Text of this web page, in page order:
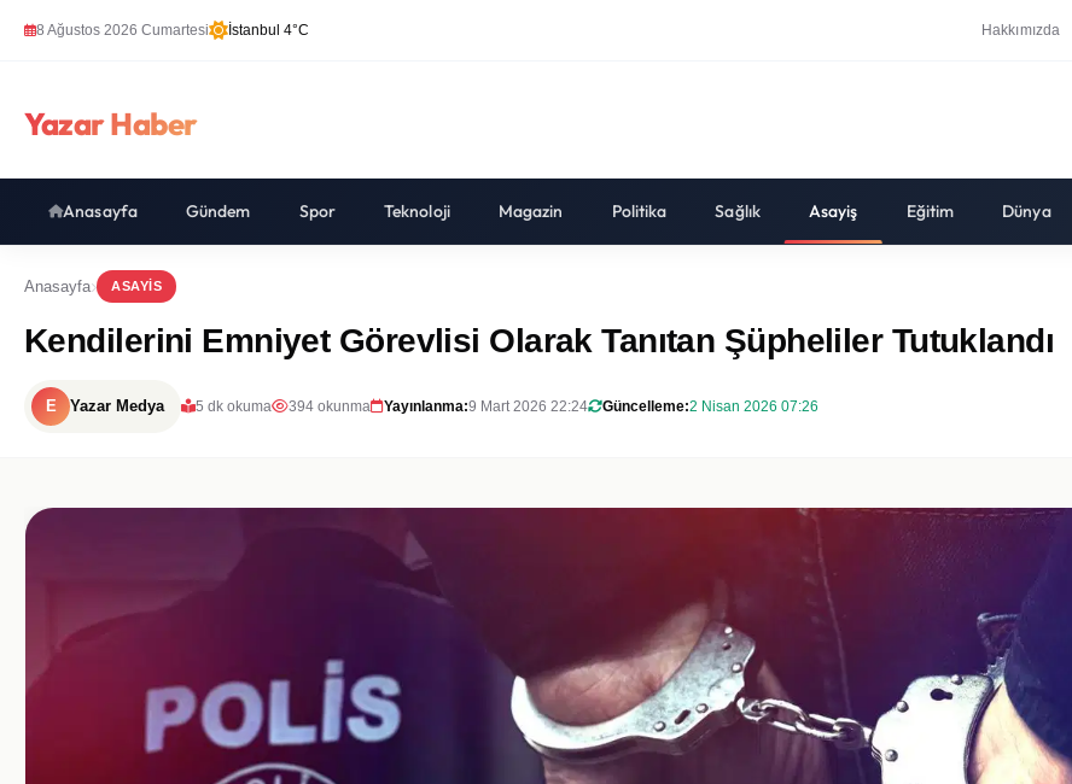
8 Ağustos 2026 Cumartesi İstanbul 4°C Hakkımızda
Yazar Haber
Anasayfa Gündem Spor Teknoloji Magazin Politika Sağlık Asayiş Eğitim Dünya
Anasayfa ASAYIS
Kendilerini Emniyet Görevlisi Olarak Tanıtan Şüpheliler Tutuklandı
E Yazar Medya 5 dk okuma 394 okunma Yayınlanma:9 Mart 2026 22:24 Güncelleme:2 Nisan 2026 07:26